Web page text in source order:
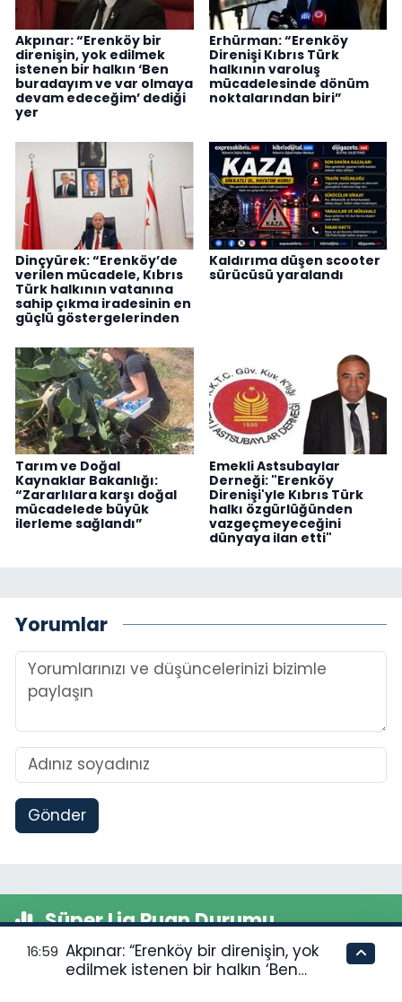
Akpınar: “Erenköy bir
direnişin, yok edilmek
istenen bir halkın ‘Ben
buradayım ve var olmaya
devam edeceğim’ dediği
yer
Erhürman: “Erenköy
Direnişi Kıbrıs Türk
halkının varoluş
mücadelesinde dönüm
noktalarından biri”
Dinçyürek: “Erenköy’de
verilen mücadele, Kıbrıs
Türk halkının vatanına
sahip çıkma iradesinin en
güçlü göstergelerinden
Kaldırıma düşen scooter
sürücüsü yaralandı
Tarım ve Doğal
Kaynaklar Bakanlığı:
“Zararlılara karşı doğal
mücadelede büyük
ilerleme sağlandı”
Emekli Astsubaylar
Derneği: "Erenköy
Direnişi'yle Kıbrıs Türk
halkı özgürlüğünden
vazgeçmeyeceğini
dünyaya ilan etti"
Yorumlar
Gönder
Süper Lig Puan Durumu
Süper Lig
16:59 Akpınar: “Erenköy bir direnişin, yok
edilmek istenen bir halkın ‘Ben